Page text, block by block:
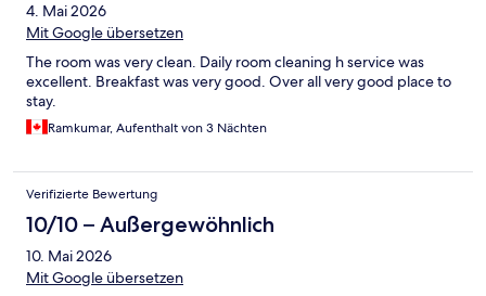
4. Mai 2026
Mit Google übersetzen
The room was very clean. Daily room cleaning h service was
excellent. Breakfast was very good. Over all very good place to
stay.
Ramkumar, Aufenthalt von 3 Nächten
Verifizierte Bewertung
10/10 – Außergewöhnlich
10. Mai 2026
Mit Google übersetzen